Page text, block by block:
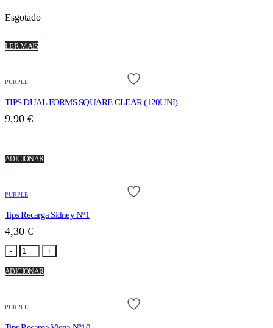
Esgotado
LER MAIS
PURPLE
TIPS DUAL FORMS SQUARE CLEAR (120UNI)
9,90 €
ADICIONAR
PURPLE
Tips Recarga Sidney Nº1
4,30 €
- +
ADICIONAR
PURPLE